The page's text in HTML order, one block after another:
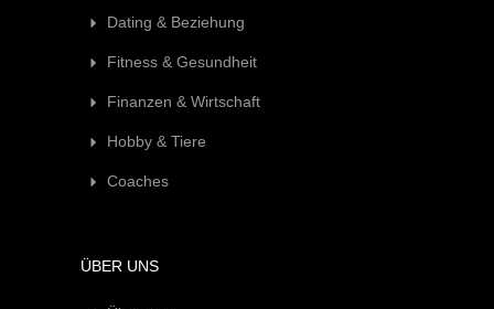
Dating & Beziehung
Fitness & Gesundheit
Finanzen & Wirtschaft
Hobby & Tiere
Coaches
ÜBER UNS